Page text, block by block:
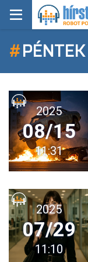
KEZDŐLAP
FRISS HÍREK
TECH HÍREK
FILM-ZENE-
PLAYLIST
MI AZ A
#
2025
08/15
11:31
2025
07/29
11:10